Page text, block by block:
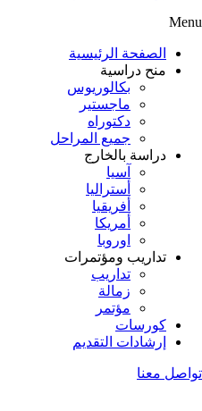
Menu
الصفحة الرئيسية
منح دراسية
بكالوريوس
ماجستير
دكتوراه
جميع المراحل
دراسة بالخارج
آسيا
أستراليا
أفريقيا
أمريكا
اوروبا
تداريب ومؤتمرات
تداريب
زمالة
مؤتمر
كورسات
إرشادات التقديم
تواصل معنا